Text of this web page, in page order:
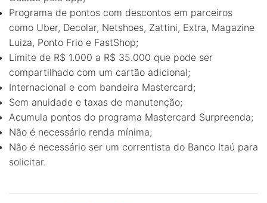
Programa de pontos com descontos em parceiros
como Uber, Decolar, Netshoes, Zattini, Extra, Magazine
Luiza, Ponto Frio e FastShop;
Limite de R$ 1.000 a R$ 35.000 que pode ser
compartilhado com um cartão adicional;
Internacional e com bandeira Mastercard;
Sem anuidade e taxas de manutenção;
Acumula pontos do programa Mastercard Surpreenda;
Não é necessário renda mínima;
Não é necessário ser um correntista do Banco Itaú para
solicitar.